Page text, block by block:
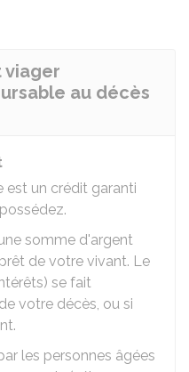
viager
au décès
est un crédit garanti
somme d'argent
de votre vivant. Le
se fait
votre décès, ou si
les personnes âgées